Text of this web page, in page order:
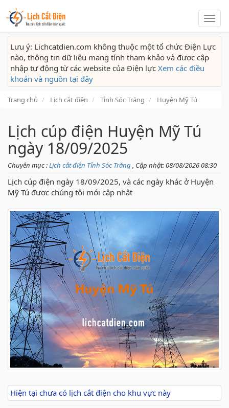
Lịch
cắt
Lưu ý: Lichcatdien.com không thuộc một tổ chức Điện Lực
nào, thông tin dữ liệu mang tính tham khảo và được cập
nhập tự động từ các website của Điện lực Xem các điều
khoản và nguồn tại đây
Trang chủ Lịch cắt điện Tỉnh Sóc Trăng Huyện Mỹ Tú
Lịch cúp điện Huyện Mỹ Tú
ngày 18/09/2025
Chuyên mục :Lịch cắt điện Tỉnh Sóc Trăng , Cập nhật: 08/08/2026 08:30
Lịch cúp điện ngày 18/09/2025, và các ngày khác ở Huyện
Mỹ Tú được chúng tôi mới cập nhật
Hiện tại chưa có lịch cắt điện cho khu vực này